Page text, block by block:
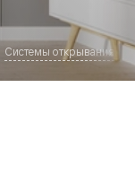
Системы открывания